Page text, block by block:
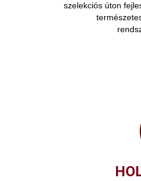
szelekciós úton